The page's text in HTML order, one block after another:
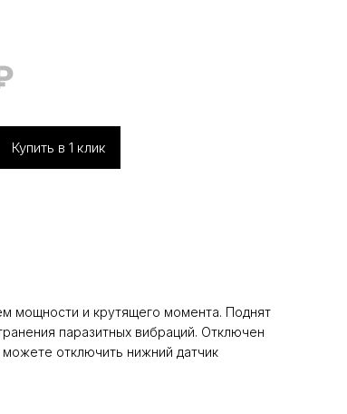
Купить в 1 клик
мощности и крутящего момента. Поднят
паразитных вибраций. Отключен
отключить нижний датчик